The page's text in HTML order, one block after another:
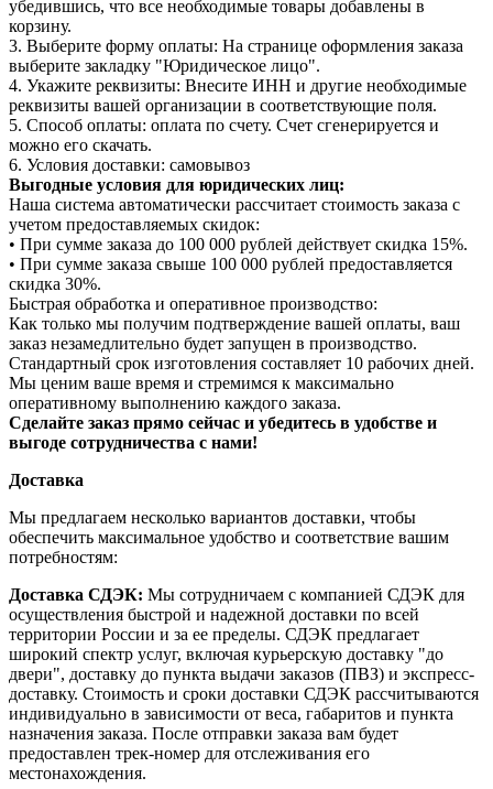
убедившись, что все необходимые товары добавлены в
корзину.
3. Выберите форму оплаты: На странице оформления заказа
выберите закладку "Юридическое лицо".
4. Укажите реквизиты: Внесите ИНН и другие необходимые
реквизиты вашей организации в соответствующие поля.
5. Способ оплаты: оплата по счету. Счет сгенерируется и
можно его скачать.
6. Условия доставки: самовывоз
Выгодные условия для юридических лиц:
Наша система автоматически рассчитает стоимость заказа с
учетом предоставляемых скидок:
• При сумме заказа до 100 000 рублей действует скидка 15%.
• При сумме заказа свыше 100 000 рублей предоставляется
скидка 30%.
Быстрая обработка и оперативное производство:
Как только мы получим подтверждение вашей оплаты, ваш
заказ незамедлительно будет запущен в производство.
Стандартный срок изготовления составляет 10 рабочих дней.
Мы ценим ваше время и стремимся к максимально
оперативному выполнению каждого заказа.
Сделайте заказ прямо сейчас и убедитесь в удобстве и
выгоде сотрудничества с нами!
Доставка
Мы предлагаем несколько вариантов доставки, чтобы
обеспечить максимальное удобство и соответствие вашим
потребностям:
Доставка СДЭК: Мы сотрудничаем с компанией СДЭК для
осуществления быстрой и надежной доставки по всей
территории России и за ее пределы. СДЭК предлагает
широкий спектр услуг, включая курьерскую доставку "до
двери", доставку до пункта выдачи заказов (ПВЗ) и экспресс-
доставку. Стоимость и сроки доставки СДЭК рассчитываются
индивидуально в зависимости от веса, габаритов и пункта
назначения заказа. После отправки заказа вам будет
предоставлен трек-номер для отслеживания его
местонахождения.